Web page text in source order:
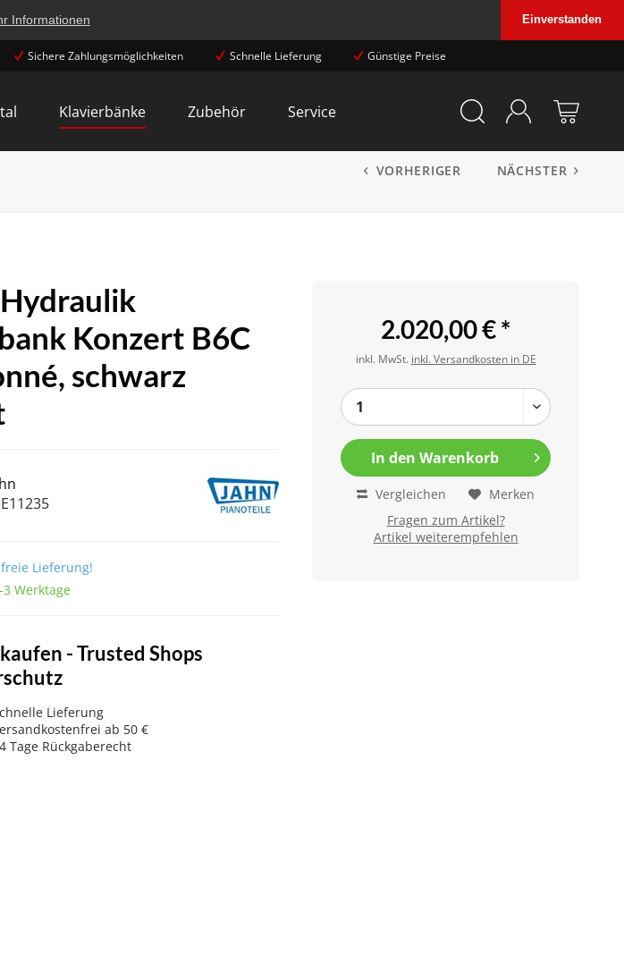
Informationen Einverstanden
Sichere Zahlungsmöglichkeiten Schnelle Lieferung Günstige Preise
Klavierbänke Zubehör Service
VORHERIGER NÄCHSTER
Konzert B6C
schwarz
Lieferung!
Werktage
- Trusted Shops
Lieferung
ab 50 €
Tage Rückgaberecht
2.020,00 € *
inkl. MwSt. inkl. Versandkosten in DE
In den Warenkorb
Vergleichen
Merken
Fragen zum Artikel?
Artikel weiterempfehlen